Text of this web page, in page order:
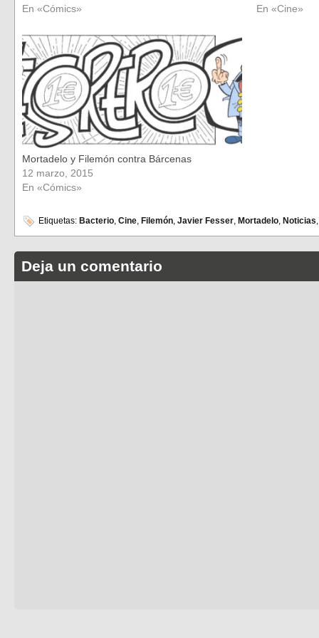
En «Cómics»
En «Cine»
Mortadelo y Filemón contra Bárcenas
12 marzo, 2015
En «Cómics»
Etiquetas: Bacterio, Cine, Filemón, Javier Fesser, Mortadelo, Noticias
Deja un comentario